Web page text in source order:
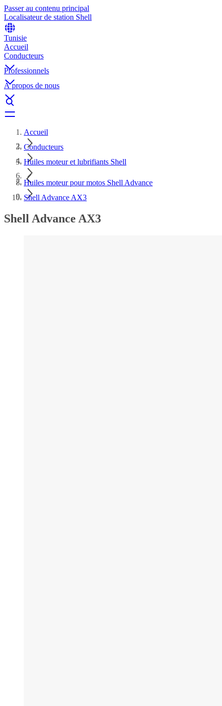
Passer au contenu principal
Localisateur de station Shell
Tunisie
Accueil
Conducteurs
Professionnels
À propos de nous
Accueil
Conducteurs
Huiles moteur et lubrifiants Shell
Huiles moteur pour motos Shell Advance
Shell Advance AX3
Shell Advance AX3